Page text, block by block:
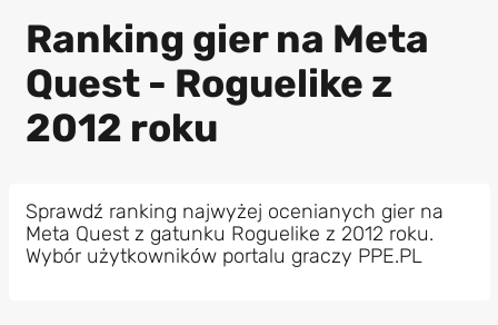
Ranking gier na Meta
Quest - Roguelike z
2012 roku
Sprawdź ranking najwyżej ocenianych gier na
Meta Quest z gatunku Roguelike z 2012 roku.
Wybór użytkowników portalu graczy PPE.PL